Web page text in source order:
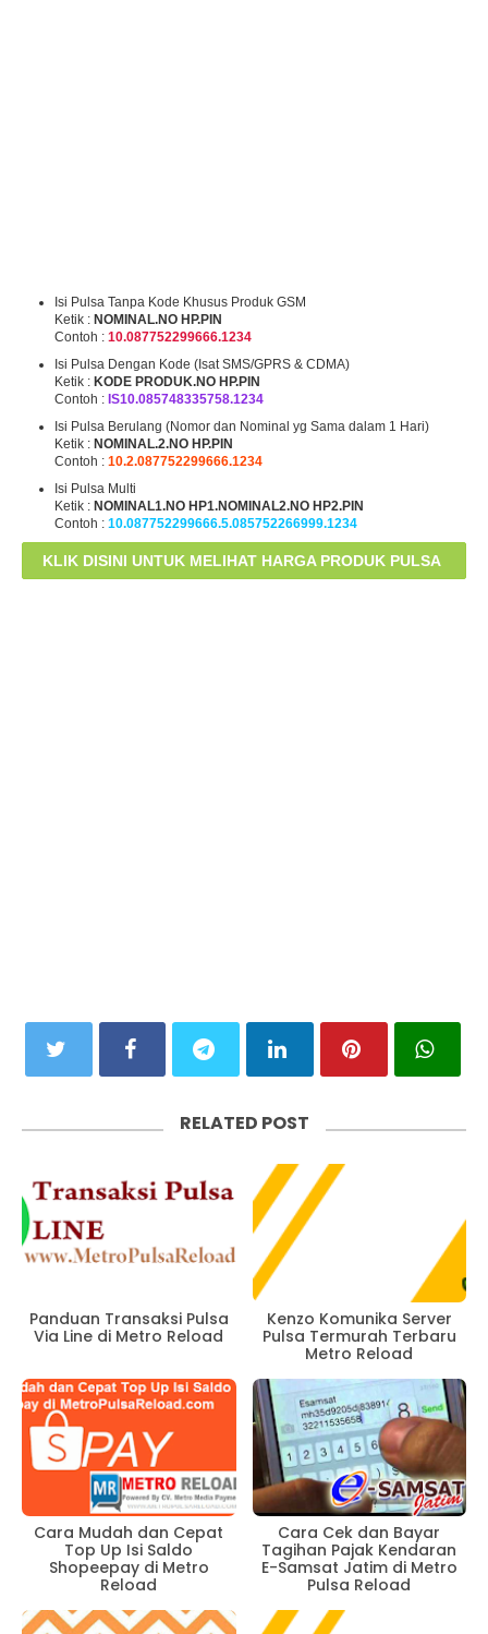
Isi Pulsa Tanpa Kode Khusus Produk GSM
Ketik : NOMINAL.NO HP.PIN
Contoh : 10.087752299666.1234
Isi Pulsa Dengan Kode (Isat SMS/GPRS & CDMA)
Ketik : KODE PRODUK.NO HP.PIN
Contoh : IS10.085748335758.1234
Isi Pulsa Berulang (Nomor dan Nominal yg Sama dalam 1 Hari)
Ketik : NOMINAL.2.NO HP.PIN
Contoh : 10.2.087752299666.1234
Isi Pulsa Multi
Ketik : NOMINAL1.NO HP1.NOMINAL2.NO HP2.PIN
Contoh : 10.087752299666.5.085752266999.1234
KLIK DISINI UNTUK MELIHAT HARGA PRODUK PULSA
RELATED POST
Panduan Transaksi Pulsa
Via Line di Metro Reload
Kenzo Komunika Server
Pulsa Termurah Terbaru
Metro Reload
Cara Mudah dan Cepat
Top Up Isi Saldo
Shopeepay di Metro
Reload
Cara Cek dan Bayar
Tagihan Pajak Kendaran
E-Samsat Jatim di Metro
Pulsa Reload